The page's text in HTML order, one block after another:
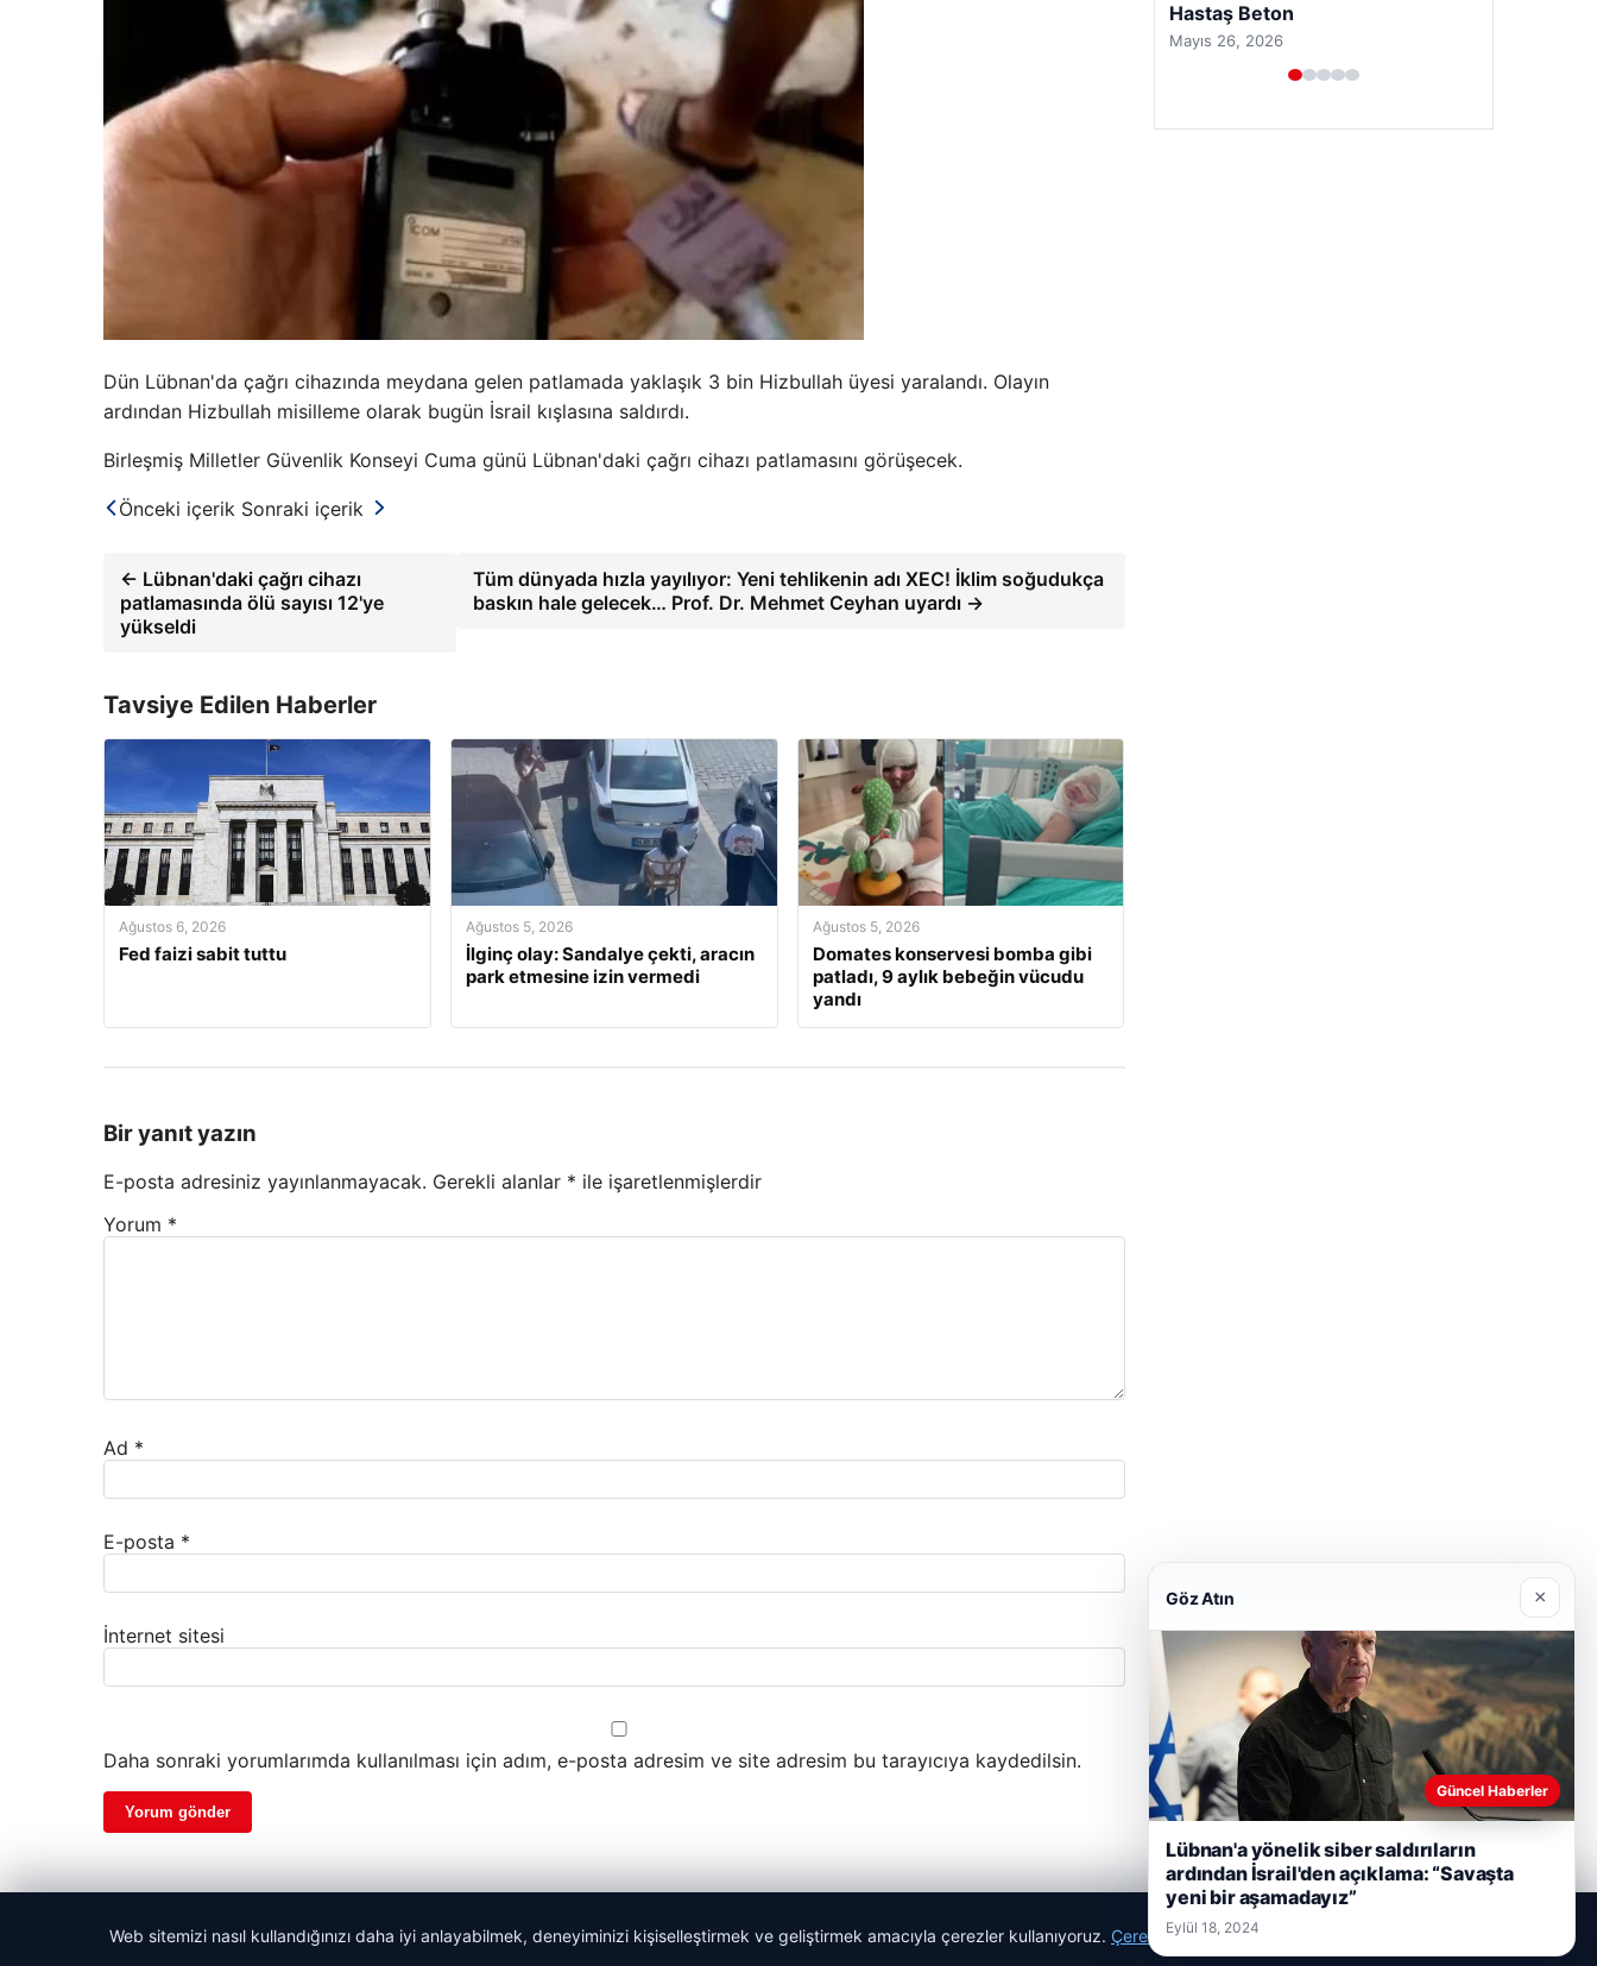
Dün Lübnan'da çağrı cihazında meydana gelen patlamada yaklaşık 3 bin Hizbullah üyesi yaralandı. Olayın
ardından Hizbullah misilleme olarak bugün İsrail kışlasına saldırdı.
Birleşmiş Milletler Güvenlik Konseyi Cuma günü Lübnan'daki çağrı cihazı patlamasını görüşecek.
Önceki içerik Sonraki içerik
← Lübnan'daki çağrı cihazı
patlamasında ölü sayısı 12'ye
yükseldi
Tüm dünyada hızla yayılıyor: Yeni tehlikenin adı XEC! İklim soğudukça
baskın hale gelecek… Prof. Dr. Mehmet Ceyhan uyardı →
Tavsiye Edilen Haberler
Ağustos 6, 2026
Fed faizi sabit tuttu
Ağustos 5, 2026
İlginç olay: Sandalye çekti, aracın
park etmesine izin vermedi
Ağustos 5, 2026
Domates konservesi bomba gibi
patladı, 9 aylık bebeğin vücudu
yandı
Bir yanıt yazın
E-posta adresiniz yayınlanmayacak. Gerekli alanlar * ile işaretlenmişlerdir
Yorum *
Ad *
E-posta *
İnternet sitesi
Daha sonraki yorumlarımda kullanılması için adım, e-posta adresim ve site adresim bu tarayıcıya kaydedilsin.
Prenses Night Club
Nisan 29, 2026
© 2026 Haber Ekran
Web sitemizi nasıl kullandığınızı daha iyi anlayabilmek, deneyiminizi kişiselleştirmek ve geliştirmek amacıyla çerezler kullanıyoruz. Çerez Politikamız
Göz Atın ×
Güncel Haberler
Lübnan'a yönelik siber saldırıların
ardından İsrail'den açıklama: “Savaşta
yeni bir aşamadayız”
Eylül 18, 2024